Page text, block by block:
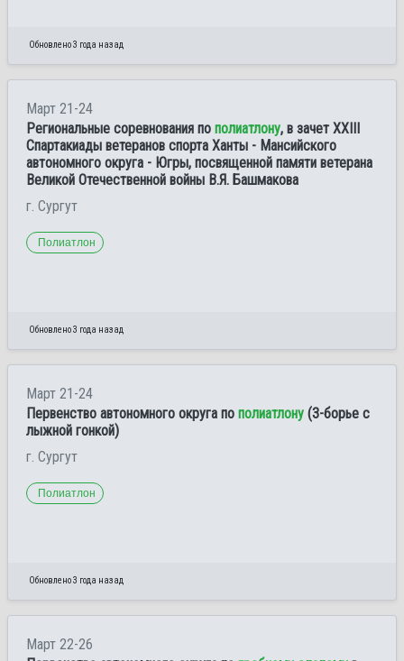
Обновлено 3 года назад
Март 21-24
Региональные соревнования по полиатлону, в зачет XХIII
Спартакиады ветеранов спорта Ханты - Мансийского
автономного округа - Югры, посвященной памяти ветерана
Великой Отечественной войны В.Я. Башмакова
г. Сургут
Полиатлон
Обновлено 3 года назад
Март 21-24
Первенство автономного округа по полиатлону (3-борье с
лыжной гонкой)
г. Сургут
Полиатлон
Обновлено 3 года назад
Март 22-26